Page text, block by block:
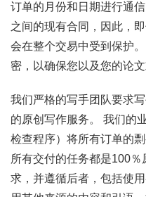
订单的月份和日期进行通
之间的现有合同，因此，
会在整个交易中受到保护
密，以确保您以及您的论
我们严格的写手团队要求
的原创写作服务。 我们的
检查程序）将所有订单的
所有交付的任务都是100
求，并遵循后者，包括使